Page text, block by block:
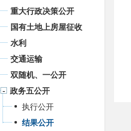
重大行政决策公开
国有土地上房屋征收
水利
交通运输
双随机、一公开
政务五公开
执行公开
结果公开